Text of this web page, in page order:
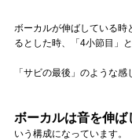
ボーカルが伸ばしている時
るとした時、「4小節目」
「サビの最後」のような
ボーカルは音を伸ば
いう構成になっています。